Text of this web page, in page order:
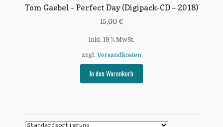
Tom Gaebel – Perfect Day (Digipack-CD – 2018)
15,00 €
inkl. 19 % MwSt.
zzgl. Versandkosten
In den Warenkorb